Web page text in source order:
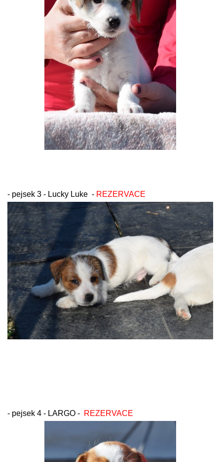
- pejsek 3 - Lucky Luke - REZERVACE
- pejsek 4 - LARGO - REZERVACE